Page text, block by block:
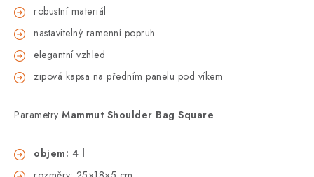
robustní materiál
nastavitelný ramenní popruh
elegantní vzhled
zipová kapsa na předním panelu pod víkem
Parametry Mammut Shoulder Bag Square
objem: 4 l